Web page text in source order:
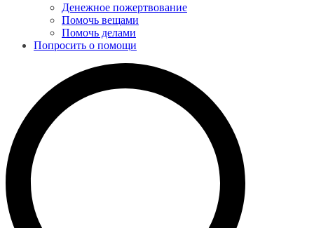
Денежное пожертвование
Помочь вещами
Помочь делами
Попросить о помощи